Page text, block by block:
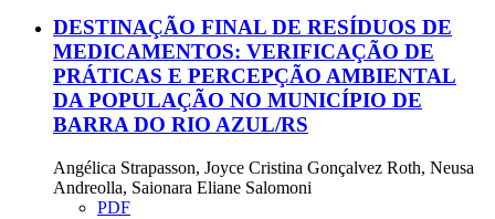
DESTINAÇÃO FINAL DE RESÍDUOS DE
MEDICAMENTOS: VERIFICAÇÃO DE
PRÁTICAS E PERCEPÇÃO AMBIENTAL
DA POPULAÇÃO NO MUNICÍPIO DE
BARRA DO RIO AZUL/RS
Angélica Strapasson, Joyce Cristina Gonçalvez Roth, Neusa
Andreolla, Saionara Eliane Salomoni
PDF